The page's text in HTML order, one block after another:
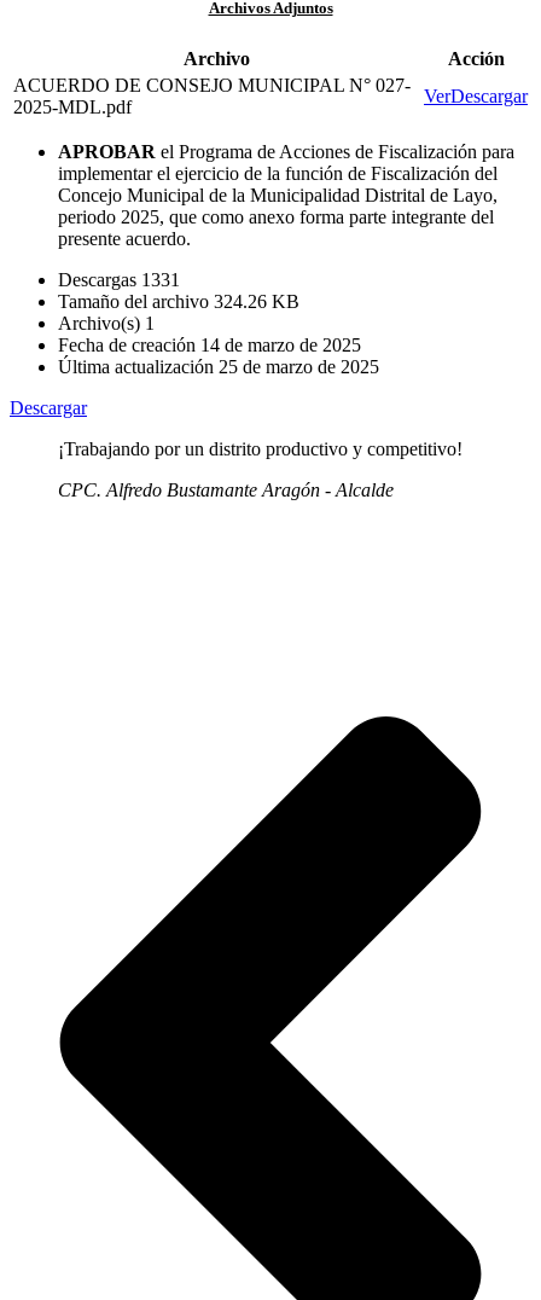
Archivos Adjuntos
Archivo
Acción
ACUERDO DE CONSEJO MUNICIPAL N° 027-
2025-MDL.pdf
VerDescargar
APROBAR el Programa de Acciones de Fiscalización para
implementar el ejercicio de la función de Fiscalización del
Concejo Municipal de la Municipalidad Distrital de Layo,
periodo 2025, que como anexo forma parte integrante del
presente acuerdo.
Descargas 1331
Tamaño del archivo 324.26 KB
Archivo(s) 1
Fecha de creación 14 de marzo de 2025
Última actualización 25 de marzo de 2025
Descargar
¡Trabajando por un distrito productivo y competitivo!
CPC. Alfredo Bustamante Aragón - Alcalde